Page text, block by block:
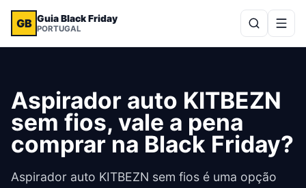
GB Guia Black Friday
PORTUGAL
Aspirador auto KITBEZN
sem fios, vale a pena
comprar na Black Friday?
Aspirador auto KITBEZN sem fios é uma opção